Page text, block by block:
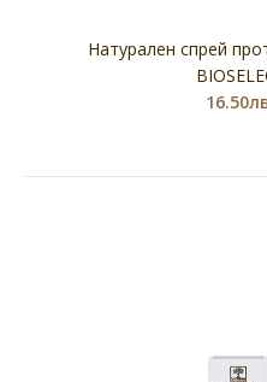
Натурален спрей